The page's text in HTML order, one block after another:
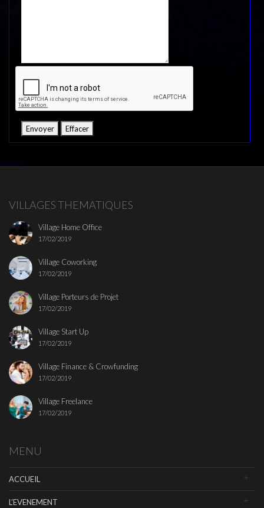
VILLAGES THEMATIQUES
Village Home Office
17/02/2019
Village Coworking
17/02/2019
Village Porteurs de Projet
17/02/2019
Village Start Up
17/02/2019
Village Finance & Crowfunding
17/02/2019
Village Freelance
17/02/2019
MENU
ACCUEIL
L’EVENEMENT